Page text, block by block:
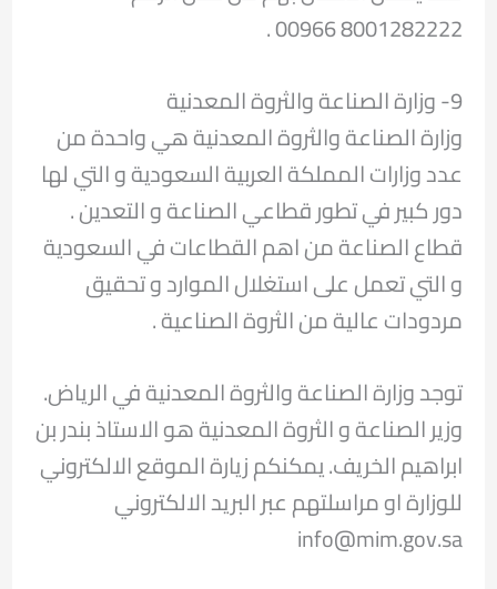
8001282222 00966 .
9- وزارة الصناعة والثروة المعدنية
وزارة الصناعة والثروة المعدنية هي واحدة من
عدد وزارات المملكة العربية السعودية و التي لها
دور كبير في تطور قطاعي الصناعة و التعدين .
قطاع الصناعة من اهم القطاعات في السعودية
و التي تعمل على استغلال الموارد و تحقيق
مردودات عالية من الثروة الصناعية .
توجد وزارة الصناعة والثروة المعدنية في الرياض.
وزير الصناعة و الثروة المعدنية هو الاستاذ بندر بن
ابراهيم الخريف. يمكنكم زيارة الموقع الالكتروني
للوزارة او مراسلتهم عبر البريد الالكتروني
info@mim.gov.sa